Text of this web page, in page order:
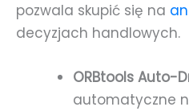
pozwala skupić się na
decyzjach handlowych.
ORBtools Auto-
automatyczne